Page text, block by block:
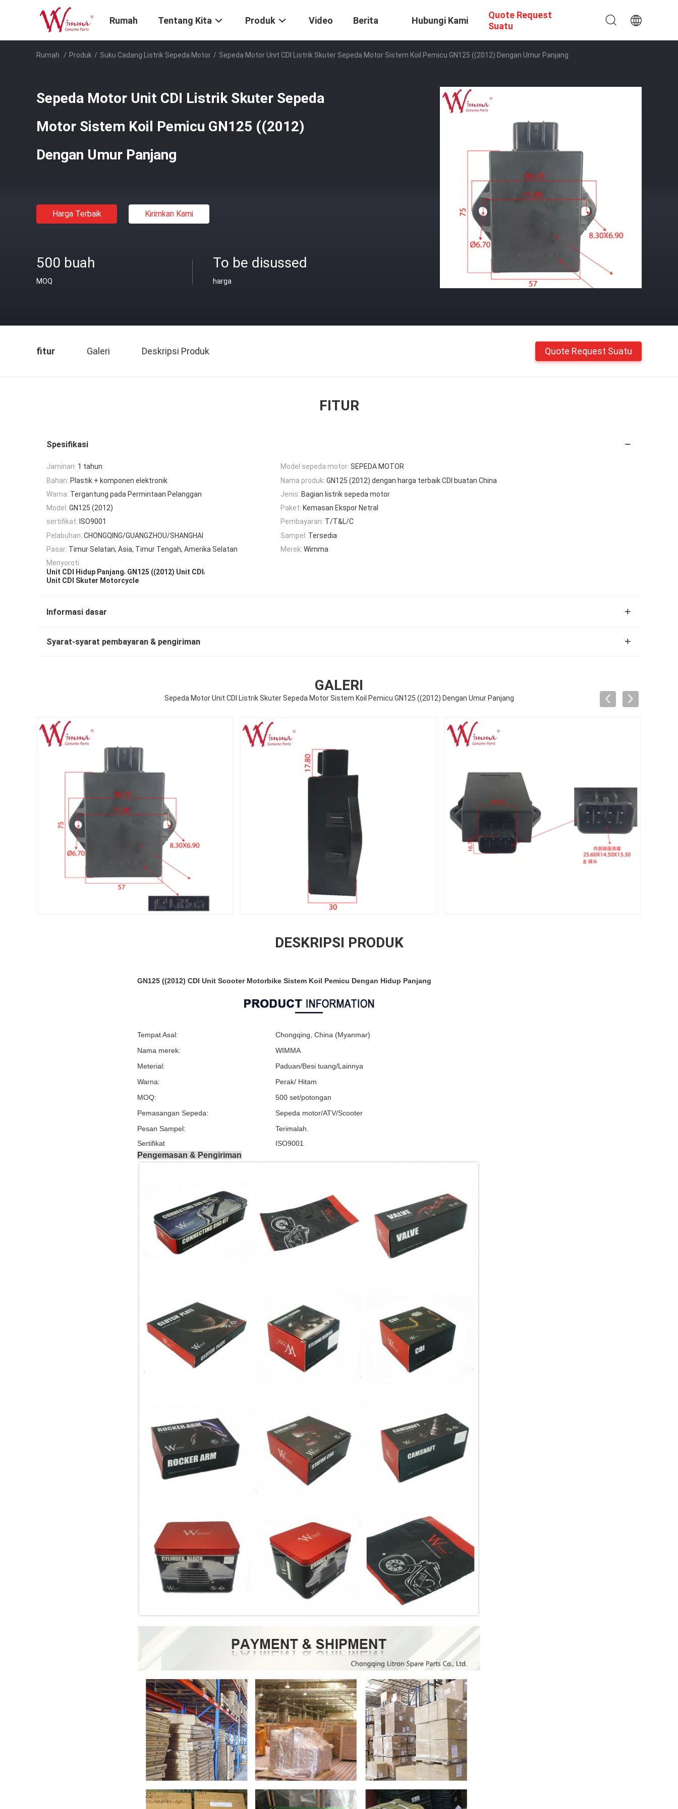
Rumah Tentang Kita Produk Video Berita Hubungi Kami
Quote Request
Suatu
Rumah / Produk / Suku Cadang Listrik Sepeda Motor / Sepeda Motor Unit CDI Listrik Skuter Sepeda Motor Sistem Koil Pemicu GN125 ((2012) Dengan Umur Panjang
Sepeda Motor Unit CDI Listrik Skuter Sepeda
Motor Sistem Koil Pemicu GN125 ((2012)
Dengan Umur Panjang
Harga Terbaik Kirimkan Kami
500 buah
MOQ
To be disussed
harga
fitur Galeri Deskripsi Produk Quote Request Suatu
FITUR
Spesifikasi
Jaminan: 1 tahun Model sepeda motor: SEPEDA MOTOR
Bahan: Plastik + komponen elektronik Nama produk: GN125 (2012) dengan harga terbaik CDI buatan China
Warna: Tergantung pada Permintaan Pelanggan Jenis: Bagian listrik sepeda motor
Model: GN125 (2012) Paket: Kemasan Ekspor Netral
sertifikat: ISO9001 Pembayaran: T/T&L/C
Pelabuhan: CHONGQING/GUANGZHOU/SHANGHAI Sampel: Tersedia
Pasar: Timur Selatan, Asia, Timur Tengah, Amerika Selatan Merek: Wimma
Menyoroti:
Unit CDI Hidup Panjang, GN125 ((2012) Unit CDI ,
Unit CDI Skuter Motorcycle
Informasi dasar
Syarat-syarat pembayaran & pengiriman
GALERI
Sepeda Motor Unit CDI Listrik Skuter Sepeda Motor Sistem Koil Pemicu GN125 ((2012) Dengan Umur Panjang
DESKRIPSI PRODUK
GN125 ((2012) CDI Unit Scooter Motorbike Sistem Koil Pemicu Dengan Hidup Panjang
Tempat Asal:
Chongqing, China (Myanmar)
Nama merek:
WIMMA
Meterial:
Paduan/Besi tuang/Lainnya
Warna:
Perak/ Hitam
MOQ:
500 set/potongan
Pemasangan Sepeda:
Sepeda motor/ATV/Scooter
Pesan Sampel:
Terimalah.
Sertifikat
ISO9001
Pengemasan & Pengiriman